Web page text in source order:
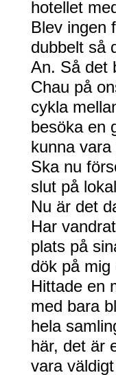
hotellet
Blev ingen
dubbelt så
An. Så det
Chau på
cykla
besöka en
kunna
Ska nu
slut på
Nu är det
Har
plats på
dök på mig
Hittade en
med bara
hela
här, det är
vara